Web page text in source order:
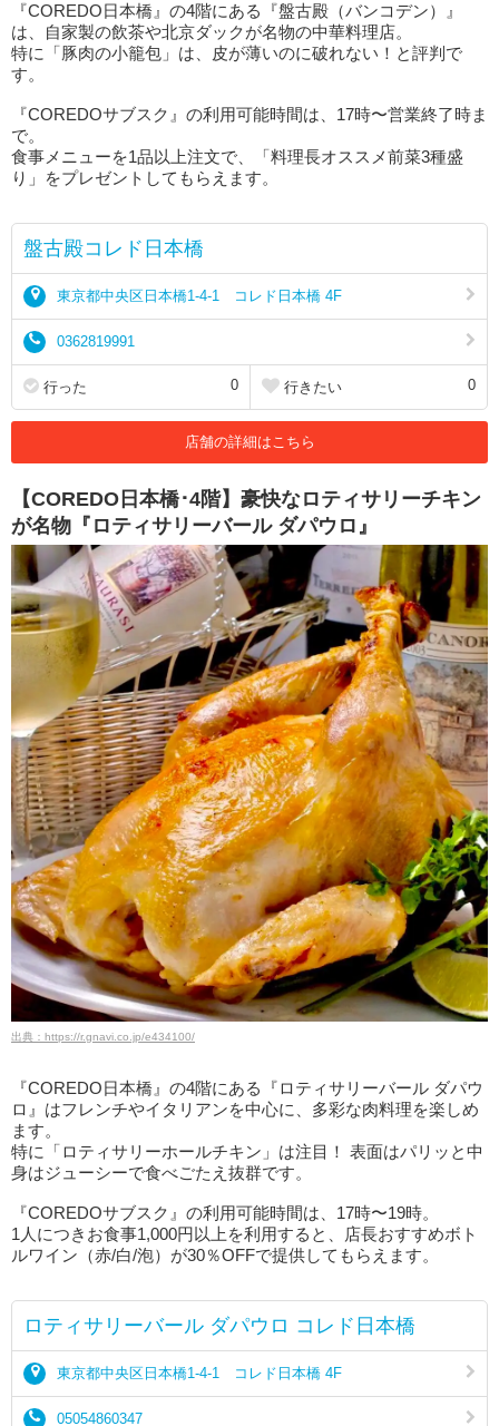
『COREDO日本橋』の4階にある『盤古殿（バンコデン）』
は、自家製の飲茶や北京ダックが名物の中華料理店。
特に「豚肉の小籠包」は、皮が薄いのに破れない！と評判で
す。
『COREDOサブスク』の利用可能時間は、17時〜営業終了時ま
で。
食事メニューを1品以上注文で、「料理長オススメ前菜3種盛
り」をプレゼントしてもらえます。
盤古殿コレド日本橋
東京都中央区日本橋1-4-1 コレド日本橋 4F
0362819991
行った 0 行きたい 0
店舗の詳細はこちら
【COREDO日本橋･4階】豪快なロティサリーチキン
が名物『ロティサリーバール ダパウロ』
出典：https://r.gnavi.co.jp/e434100/
『COREDO日本橋』の4階にある『ロティサリーバール ダパウ
ロ』はフレンチやイタリアンを中心に、多彩な肉料理を楽しめ
ます。
特に「ロティサリーホールチキン」は注目！ 表面はパリッと中
身はジューシーで食べごたえ抜群です。
『COREDOサブスク』の利用可能時間は、17時〜19時。
1人につきお食事1,000円以上を利用すると、店長おすすめボト
ルワイン（赤/白/泡）が30％OFFで提供してもらえます。
ロティサリーバール ダパウロ コレド日本橋
東京都中央区日本橋1-4-1 コレド日本橋 4F
05054860347